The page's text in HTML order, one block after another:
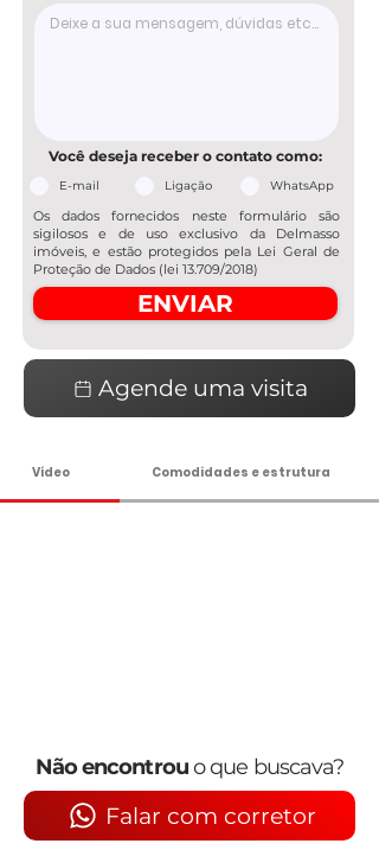
Você deseja receber o contato como:
E-mail Ligação WhatsApp
Os dados fornecidos neste formulário são
sigilosos e de uso exclusivo da Delmasso
imóveis, e estão protegidos pela Lei Geral de
Proteção de Dados (lei 13.709/2018)
ENVIAR
Agende uma visita
Vídeo Comodidades e estrutura
Não encontrouo que buscava?
Falar com corretor